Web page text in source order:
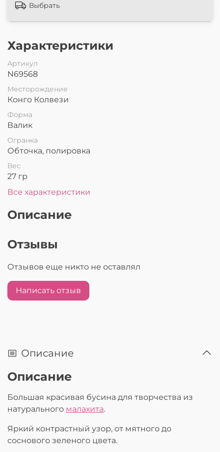
Выбрать
Характеристики
Артикул
N69568
Месторождение
Конго Колвези
Форма
Валик
Огранка
Обточка, полировка
Вес
27 гр
Все характеристики
Описание
Отзывы
Отзывов еще никто не оставлял
Написать отзыв
Описание
Описание
Большая красивая бусина для творчества из
натурального малахита.
Яркий контрастный узор, от мятного до
соснового зеленого цвета.